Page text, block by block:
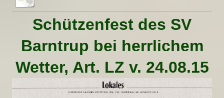
Schützenfest des SV
Barntrup bei herrlichem
Wetter, Art. LZ v. 24.08.15